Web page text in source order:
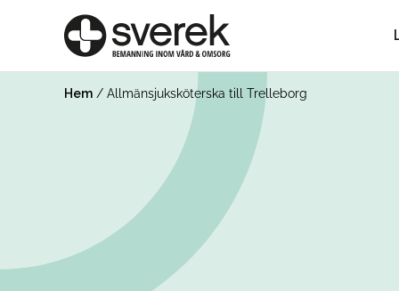
Hem / Allmänsjuksköterska till Trelleborg